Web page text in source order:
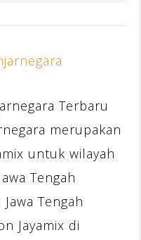
Terbaru
merupakan
untuk wilayah
Tengah
Tengah
Jayamix di